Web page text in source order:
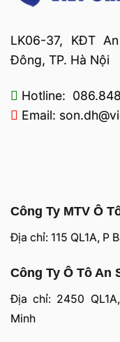
LK06-37, KĐT
Đông, TP. Hà Nội
Hotline:
Email:
Công Ty MTV Ô
Địa chỉ: 115 QL1A, P
Công Ty Ô Tô An
Địa chỉ: 2450
Minh